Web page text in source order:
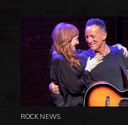
ROCK NEWS